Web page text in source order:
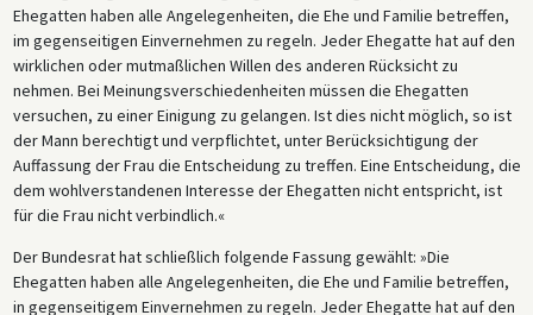
Ehegatten haben alle Angelegenheiten, die Ehe und Familie betreffen,
im gegenseitigen Einvernehmen zu regeln. Jeder Ehegatte hat auf den
wirklichen oder mutmaßlichen Willen des anderen Rücksicht zu
nehmen. Bei Meinungsverschiedenheiten müssen die Ehegatten
versuchen, zu einer Einigung zu gelangen. Ist dies nicht möglich, so ist
der Mann berechtigt und verpflichtet, unter Berücksichtigung der
Auffassung der Frau die Entscheidung zu treffen. Eine Entscheidung, die
dem wohlverstandenen Interesse der Ehegatten nicht entspricht, ist
für die Frau nicht verbindlich.«
Der Bundesrat hat schließlich folgende Fassung gewählt: »Die
Ehegatten haben alle Angelegenheiten, die Ehe und Familie betreffen,
in gegenseitigem Einvernehmen zu regeln. Jeder Ehegatte hat auf den